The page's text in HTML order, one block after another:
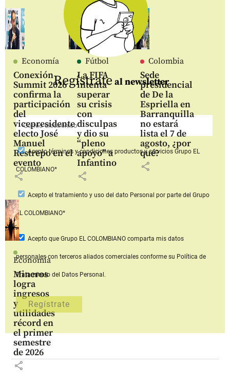
Economía
Conexión
Summit 2026
confirma la
participación
del
vicepresidente
electo José
Manuel
Restrepo en el
evento
share
Fútbol
La FIFA
intenta
superar
su crisis
con
disculpas
y dio su
“pleno
apoyo” a
Infantino
share
Colombia
Sede
presidencial
de De la
Espriella en
Barranquilla
no estará
lista el 7 de
agosto, ¿por
qué?
share
Economía
Mineros
logra
ingresos
y
utilidades
récord en
el primer
semestre
de 2026
share
Regístrate al newsletter
Aceptotérminos y condiciones productos y serviciosGrupo EL
COLOMBIANO*
Acepto el tratamiento y uso del dato Personal por parte del Grupo
EL COLOMBIANO*
Acepto que Grupo EL COLOMBIANOcomparta mis datos
personales con terceros aliados comerciales conforme su Política de
Tratamiento del Datos Personal.